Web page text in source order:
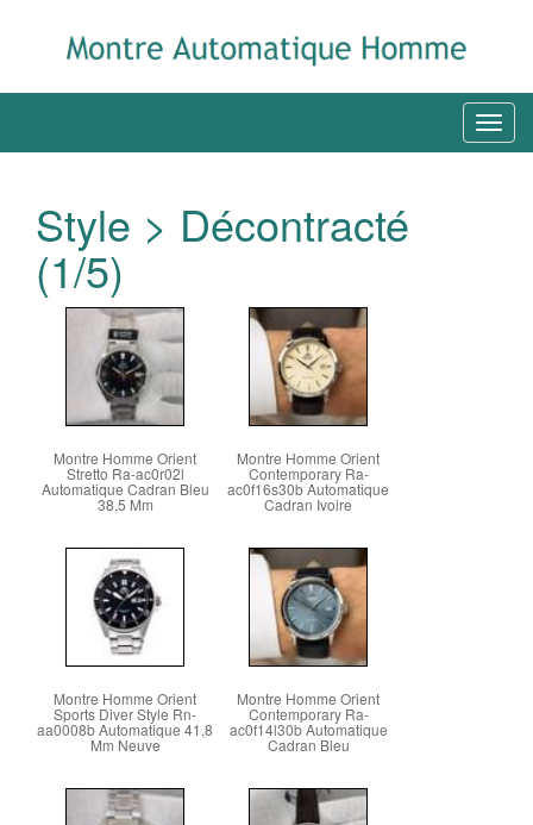
Style > Décontracté
(1/5)
Montre Homme Orient
Stretto Ra-ac0r02l
Automatique Cadran Bleu
38,5 Mm
Montre Homme Orient
Contemporary Ra-
ac0f16s30b Automatique
Cadran Ivoire
Montre Homme Orient
Sports Diver Style Rn-
aa0008b Automatique 41,8
Mm Neuve
Montre Homme Orient
Contemporary Ra-
ac0f14l30b Automatique
Cadran Bleu